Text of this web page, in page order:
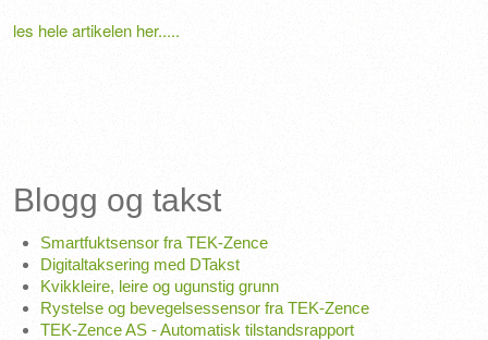
les hele artikelen her.....
Blogg og takst
Smartfuktsensor fra TEK-Zence
Digitaltaksering med DTakst
Kvikkleire, leire og ugunstig grunn
Rystelse og bevegelsessensor fra TEK-Zence
TEK-Zence AS - Automatisk tilstandsrapport